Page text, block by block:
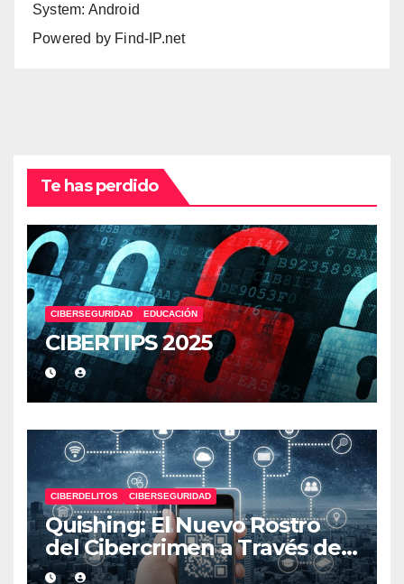
System: Android
Powered by Find-IP.net
Te has perdido
CIBERSEGURIDAD EDUCACIÓN
CIBERTIPS 2025
CIBERDELITOS CIBERSEGURIDAD
Quishing: El Nuevo Rostro
del Cibercrimen a Través de
Códigos QR